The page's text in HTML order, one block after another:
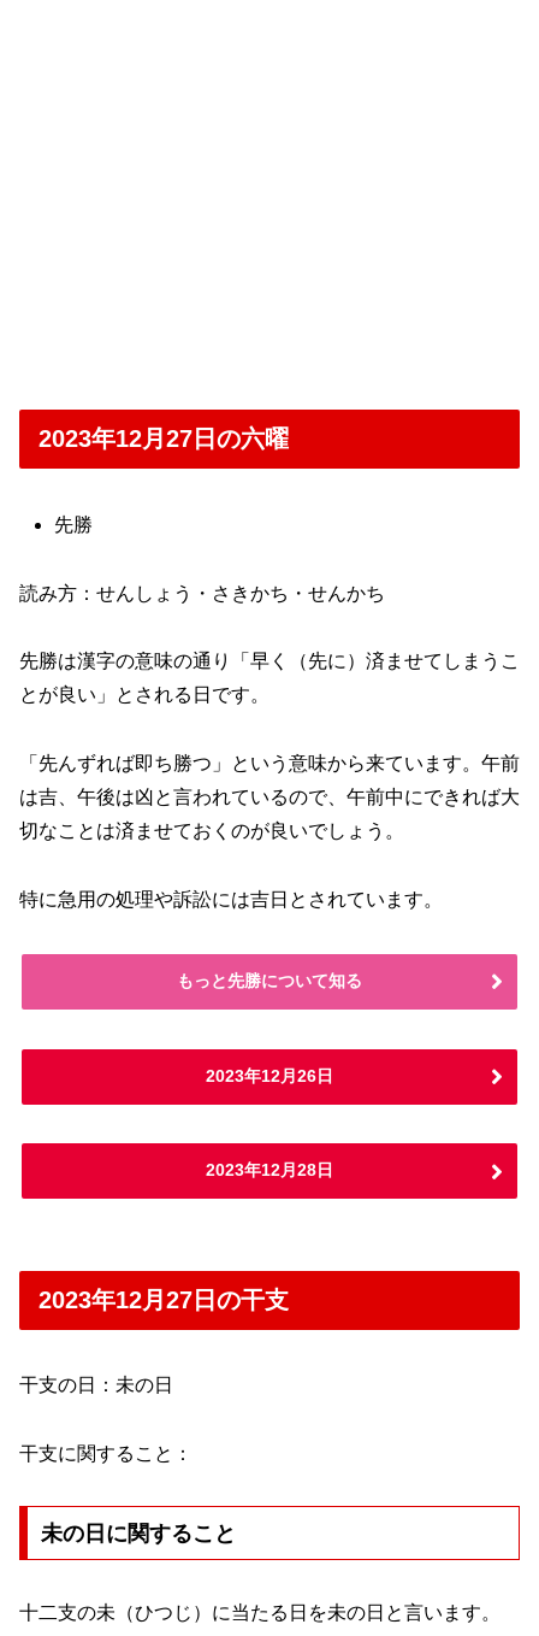
2023年12月27日の六曜
先勝
読み方：せんしょう・さきかち・せんかち
先勝は漢字の意味の通り「早く（先に）済ませてしまうこ
とが良い」とされる日です。
「先んずれば即ち勝つ」という意味から来ています。午前
は吉、午後は凶と言われているので、午前中にできれば大
切なことは済ませておくのが良いでしょう。
特に急用の処理や訴訟には吉日とされています。
もっと先勝について知る
2023年12月26日
2023年12月28日
2023年12月27日の干支
干支の日：未の日
干支に関すること：
未の日に関すること
十二支の未（ひつじ）に当たる日を未の日と言います。